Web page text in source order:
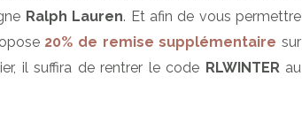
Ralph Lauren. Et afin de vous permettre
20% de remise supplémentaire sur
il suffira de rentrer le code RLWINTER au